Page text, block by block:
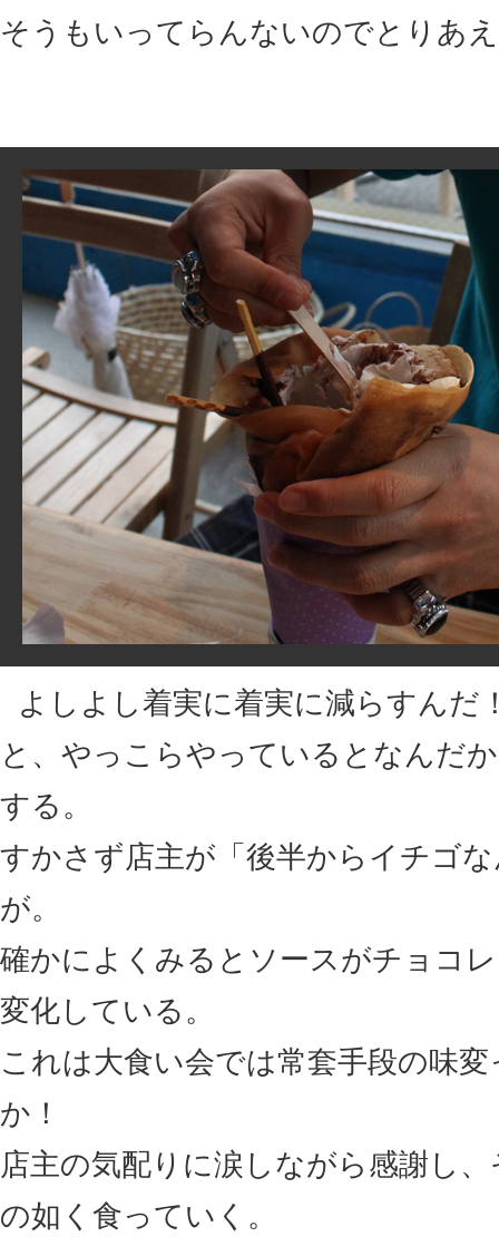
そうもいってらんないのでとりあ
よしよし着実に着実に減らすんだ
と、やっこらやっているとなんだ
する。
すかさず店主が「後半からイチゴ
が。
確かによくみるとソースがチョコ
変化している。
これは大食い会では常套手段の味
か！
店主の気配りに涙しながら感謝し
の如く食っていく。